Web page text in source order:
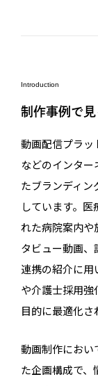
Introduction
制作事例で
動画配信プラ
などのインタ
たブランディン
しています。
れた病院案内や
タビュー動画
連携の紹介に
や介護士採用強
目的に最適化さ
動画制作におい
た企画構成で、